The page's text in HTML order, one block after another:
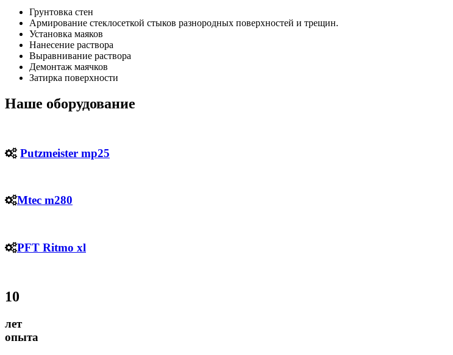
Грунтовка стен
Армирование стеклосеткой стыков разнородных поверхностей и трещин.
Установка маяков
Нанесение раствора
Выравнивание раствора
Демонтаж маячков
Затирка поверхности
Наше оборудование
Putzmeister mp25
Mtec m280
PFT Ritmo xl
10
лет
опыта